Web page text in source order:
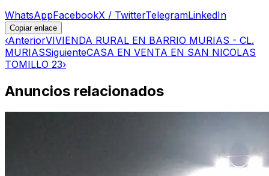
WhatsAppFacebookX / TwitterTelegramLinkedIn
Copiar enlace
‹AnteriorVIVIENDA RURAL EN BARRIO MURIAS - CL.
MURIASSiguienteCASA EN VENTA EN SAN NICOLAS
TOMILLO 23›
Anuncios relacionados